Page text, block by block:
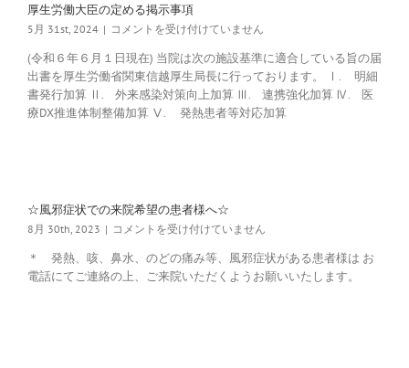
☆
は
厚生労働大臣の定める掲示事項
5月 31st, 2024 | 厚
労
働
大
臣
示
事
は
コメントを受け付けていません
(令和６年６月１日現在) 当院は次の施設基準に適合している旨の届
出書を厚生労働省関東信越厚生局長に行っております。 Ⅰ. 明細
書発行加算 Ⅱ. 外来感染対策向上加算 Ⅲ. 連携強化加算 Ⅳ. 医
療DX推進体制整備加算 Ⅴ. 発熱患者等対応加算
☆風邪症状での来院希望の患者様へ☆
8月 30th, 2023 | ☆
邪
症
コメントを受け付けていません
＊ 発熱、咳、鼻水、のどの痛み等、風邪症状がある患者様は お
電話にてご連絡の上、ご来院いただくようお願いいたします。